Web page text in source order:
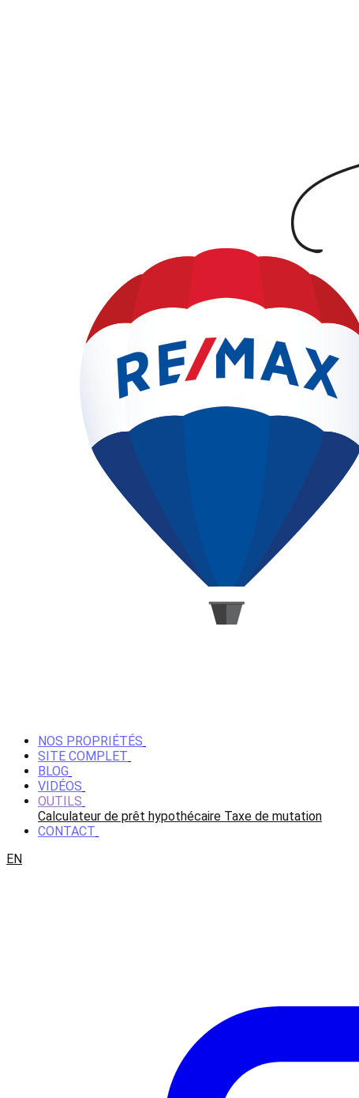
NOS PROPRIÉTÉS
SITE COMPLET
BLOG
VIDÉOS
OUTILS
Calculateur de prêt hypothécaire Taxe de mutation
CONTACT
EN